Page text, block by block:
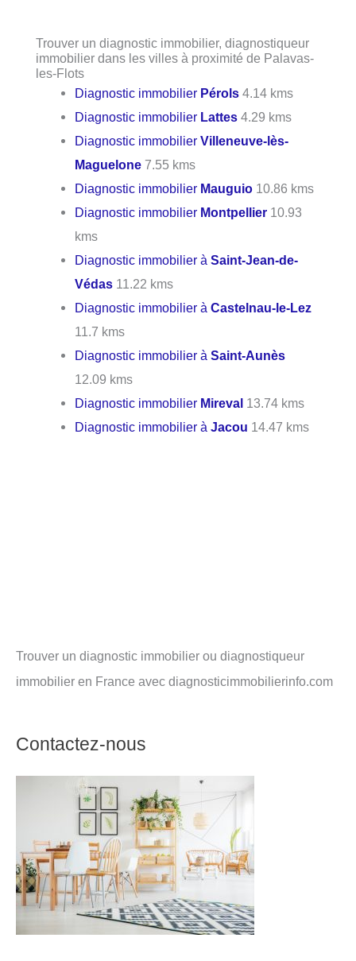
Trouver un diagnostic immobilier, diagnostiqueur
immobilier dans les villes à proximité de Palavas-
les-Flots
Diagnostic immobilier Pérols 4.14 kms
Diagnostic immobilier Lattes 4.29 kms
Diagnostic immobilierVilleneuve-lès-
Maguelone 7.55 kms
Diagnostic immobilier Mauguio 10.86 kms
Diagnostic immobilier Montpellier 10.93
kms
Diagnostic immobilier àSaint-Jean-de-
Védas 11.22 kms
Diagnostic immobilier àCastelnau-le-Lez
11.7 kms
Diagnostic immobilier àSaint-Aunès
12.09 kms
Diagnostic immobilier Mireval 13.74 kms
Diagnostic immobilier àJacou 14.47 kms
Trouver un diagnostic immobilier ou diagnostiqueur
immobilier en France avec diagnosticimmobilierinfo.com
Contactez-nous